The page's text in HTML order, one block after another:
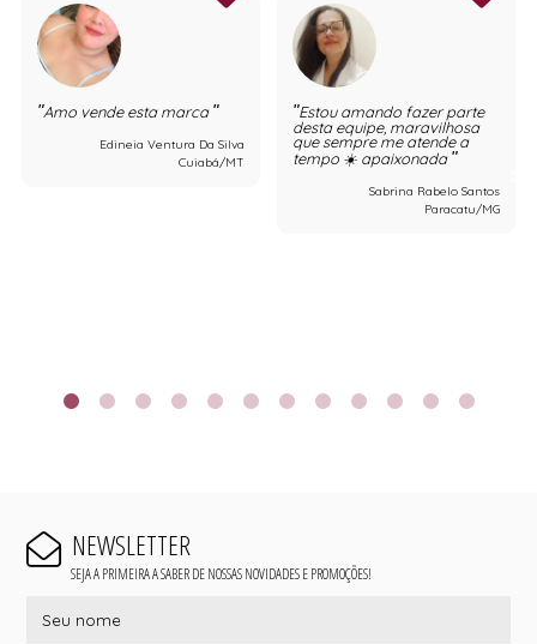
Amo vende esta marca
Edineia Ventura Da Silva
Cuiabá/MT
Estou amando fazer parte
desta equipe, maravilhosa
que sempre me atende a
tempo ☀️ apaixonada
Sabrina Rabelo Santos
Paracatu/MG
NEWSLETTER
SEJA A PRIMEIRA A SABER DE NOSSAS NOVIDADES E PROMOÇÕES!